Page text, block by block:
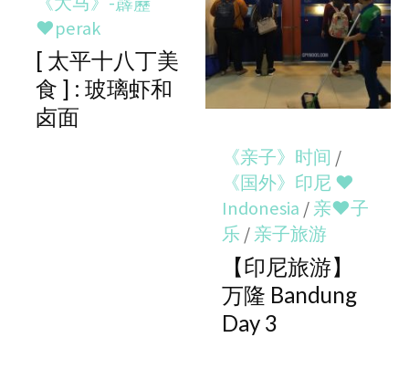
♥perak
[ 太平十八丁美
食 ] : 玻璃虾和
卤面
《亲子》时间 /
《国外》印尼 ♥
Indonesia /亲♥子
乐 /亲子旅游
【印尼旅游】
万隆 Bandung
Day 3